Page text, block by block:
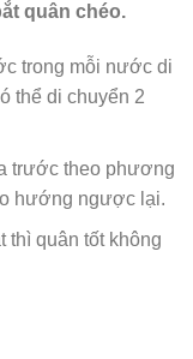
quân chéo.
trong mỗi nước di
thể di chuyển 2
trước theo phương
hướng ngược lại.
thì quân tốt không